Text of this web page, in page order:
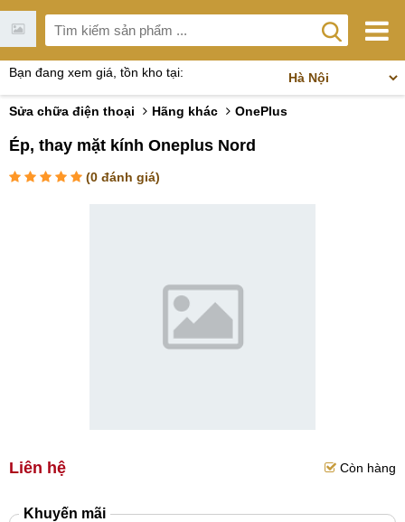
Bạn đang xem giá, tồn kho tại:
Sửa chữa điện thoại Hãng khác OnePlus
Ép, thay mặt kính Oneplus Nord
(0 đánh giá)
Liên hệ Còn hàng
Khuyến mãi